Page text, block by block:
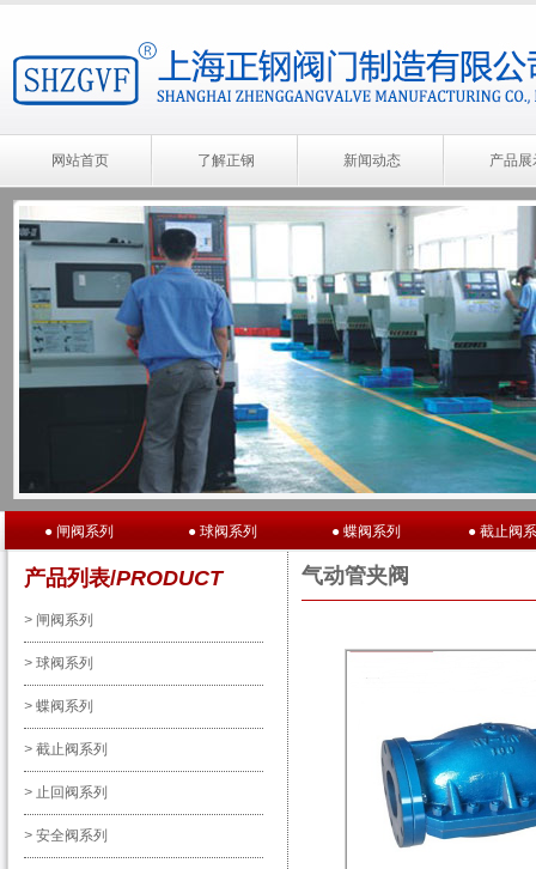
网站首页 了解正钢 新闻动态 产品展
● 闸阀系列 ● 球阀系列 ● 蝶阀系列 ● 截止阀
产品列表/PRODUCT
> 闸阀系列
> 球阀系列
> 蝶阀系列
> 截止阀系列
> 止回阀系列
> 安全阀系列
气动管夹阀